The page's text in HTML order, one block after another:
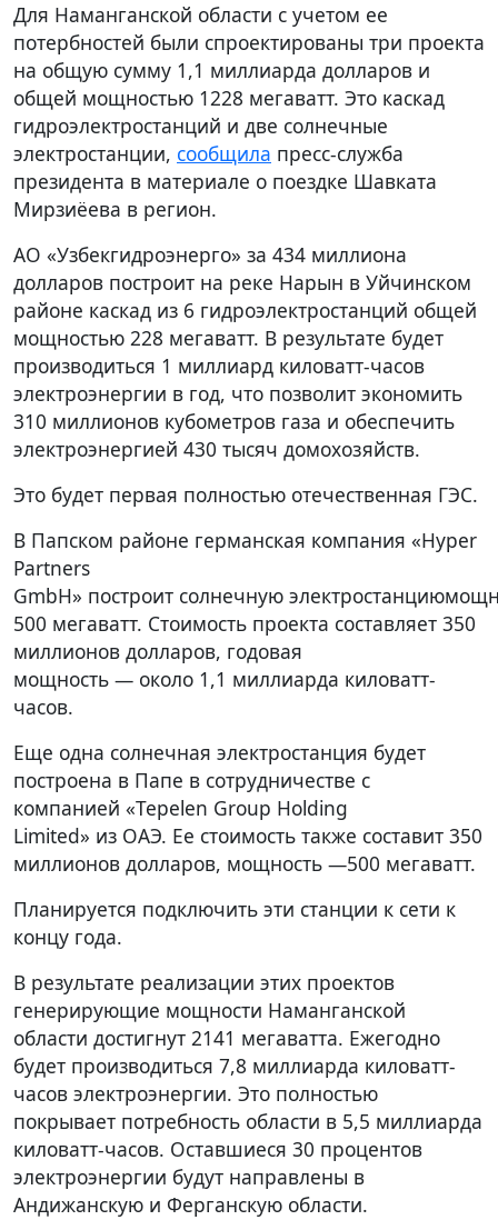
Для Наманганской области с учетом ее
потербностей были спроектированы три проекта
на общую сумму 1,1 миллиарда долларов и
общей мощностью 1228 мегаватт. Это каскад
гидроэлектростанций и две солнечные
электростанции, сообщила пресс-служба
президента в материале о поездке Шавката
Мирзиёева в регион.
АО «Узбекгидроэнерго» за 434 миллиона
долларов построит на реке Нарын в Уйчинском
районе каскад из 6 гидроэлектростанций общей
мощностью 228 мегаватт. В результате будет
производиться 1 миллиард киловатт-часов
электроэнергии в год, что позволит экономить
310 миллионов кубометров газа и обеспечить
электроэнергией 430 тысяч домохозяйств.
Это будет первая полностью отечественная ГЭС.
В Папском районе германская компания «Hyper
Partners
GmbH» построит солнечную
500 мегаватт. Стоимость проекта составляет 350
миллионов долларов, годовая
мощность — около 1,1 миллиарда киловатт-
часов.
Еще одна солнечная электростанция будет
построена в Папе в сотрудничестве с
компанией «Tepelen Group Holding
Limited» из ОАЭ. Ее стоимость также составит 350
миллионов долларов, мощность —500 мегаватт.
Планируется подключить эти станции к сети к
концу года.
В результате реализации этих проектов
генерирующие мощности Наманганской
области достигнут 2141 мегаватта. Ежегодно
будет производиться 7,8 миллиарда киловатт-
часов электроэнергии. Это полностью
покрывает потребность области в 5,5 миллиарда
киловатт-часов. Оставшиеся 30 процентов
электроэнергии будут направлены в
Андижанскую и Ферганскую области.